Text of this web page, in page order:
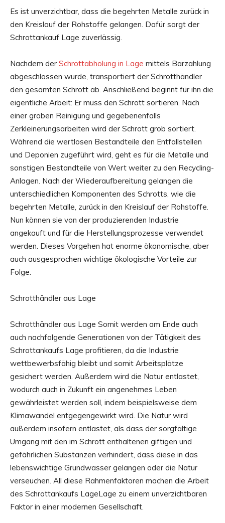
Es ist unverzichtbar, dass die begehrten Metalle zurück in
den Kreislauf der Rohstoffe gelangen. Dafür sorgt der
Schrottankauf Lage zuverlässig.
Nachdem der Schrottabholung in Lage mittels Barzahlung
abgeschlossen wurde, transportiert der Schrotthändler
den gesamten Schrott ab. Anschließend beginnt für ihn die
eigentliche Arbeit: Er muss den Schrott sortieren. Nach
einer groben Reinigung und gegebenenfalls
Zerkleinerungsarbeiten wird der Schrott grob sortiert.
Während die wertlosen Bestandteile den Entfallstellen
und Deponien zugeführt wird, geht es für die Metalle und
sonstigen Bestandteile von Wert weiter zu den Recycling-
Anlagen. Nach der Wiederaufbereitung gelangen die
unterschiedlichen Komponenten des Schrotts, wie die
begehrten Metalle, zurück in den Kreislauf der Rohstoffe.
Nun können sie von der produzierenden Industrie
angekauft und für die Herstellungsprozesse verwendet
werden. Dieses Vorgehen hat enorme ökonomische, aber
auch ausgesprochen wichtige ökologische Vorteile zur
Folge.
Schrotthändler aus Lage
Schrotthändler aus Lage Somit werden am Ende auch
auch nachfolgende Generationen von der Tätigkeit des
Schrottankaufs Lage profitieren, da die Industrie
wettbewerbsfähig bleibt und somit Arbeitsplätze
gesichert werden. Außerdem wird die Natur entlastet,
wodurch auch in Zukunft ein angenehmes Leben
gewährleistet werden soll, indem beispielsweise dem
Klimawandel entgegengewirkt wird. Die Natur wird
außerdem insofern entlastet, als dass der sorgfältige
Umgang mit den im Schrott enthaltenen giftigen und
gefährlichen Substanzen verhindert, dass diese in das
lebenswichtige Grundwasser gelangen oder die Natur
verseuchen. All diese Rahmenfaktoren machen die Arbeit
des Schrottankaufs LageLage zu einem unverzichtbaren
Faktor in einer modernen Gesellschaft.